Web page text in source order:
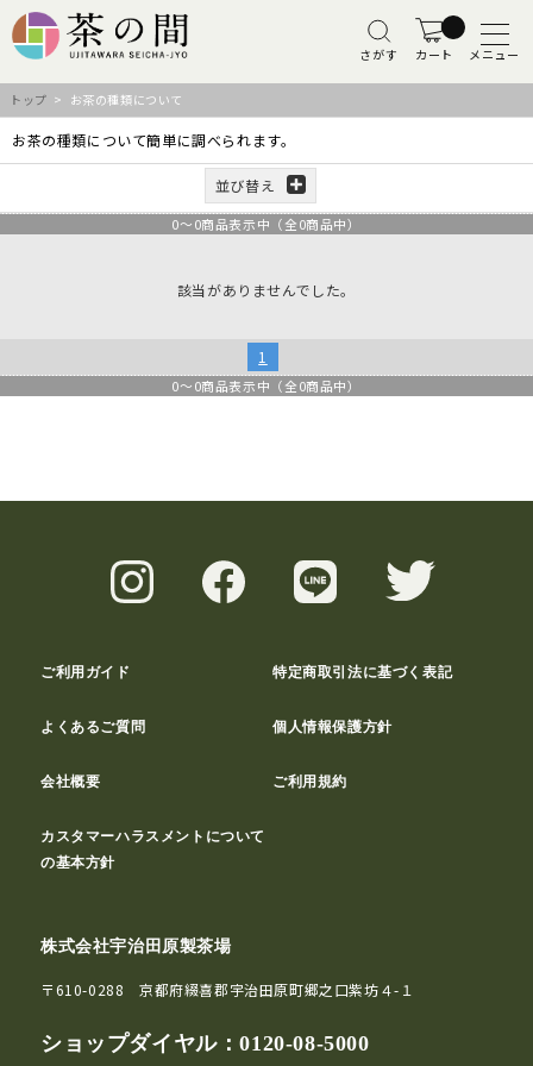
さがす カート メニュー
トップ > お茶の種類について
お茶の種類について簡単に調べられます。
並び替え
0～0商品表示中（全0商品中）
該当がありませんでした。
1
0～0商品表示中（全0商品中）
ご利用ガイド 特定商取引法に基づく表記
よくあるご質問 個人情報保護方針
会社概要 ご利用規約
カスタマーハラスメントについて
の基本方針
株式会社宇治田原製茶場
〒610-0288 京都府綴喜郡宇治田原町郷之口紫坊４-１
ショップダイヤル：0120-08-5000